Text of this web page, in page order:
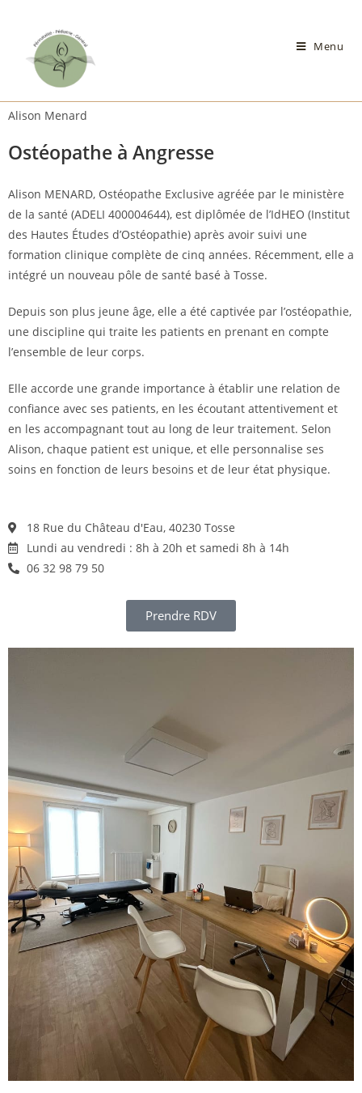
Menu
Alison Menard
Ostéopathe à Angresse
Alison MENARD, Ostéopathe Exclusive agréée par le ministère
de la santé (ADELI 400004644), est diplômée de l’IdHEO (Institut
des Hautes Études d’Ostéopathie) après avoir suivi une
formation clinique complète de cinq années. Récemment, elle a
intégré un nouveau pôle de santé basé à Tosse.
Depuis son plus jeune âge, elle a été captivée par l’ostéopathie,
une discipline qui traite les patients en prenant en compte
l’ensemble de leur corps.
Elle accorde une grande importance à établir une relation de
confiance avec ses patients, en les écoutant attentivement et
en les accompagnant tout au long de leur traitement. Selon
Alison, chaque patient est unique, et elle personnalise ses
soins en fonction de leurs besoins et de leur état physique.
18 Rue du Château d'Eau, 40230 Tosse
Lundi au vendredi : 8h à 20h et samedi 8h à 14h
06 32 98 79 50
Prendre RDV